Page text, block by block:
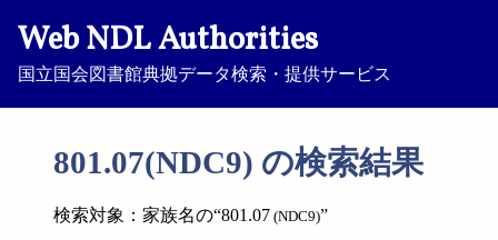
Web NDL Authorities
国立国会図書館典拠データ検索・提供サービス
801.07(NDC9) の検索結果
検索対象：家族名の“801.07 (NDC9)”